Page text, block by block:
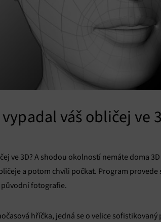
váš obličej ve
ve 3D? A shodou okolností nemáte doma
a potom chvíli počkat. Program provede
původní fotografie.
hříčka, jedná se o velice